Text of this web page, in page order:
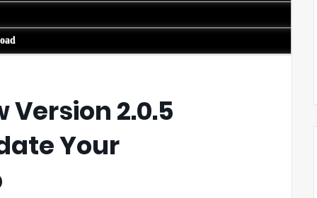
Version 2.0.5
Your